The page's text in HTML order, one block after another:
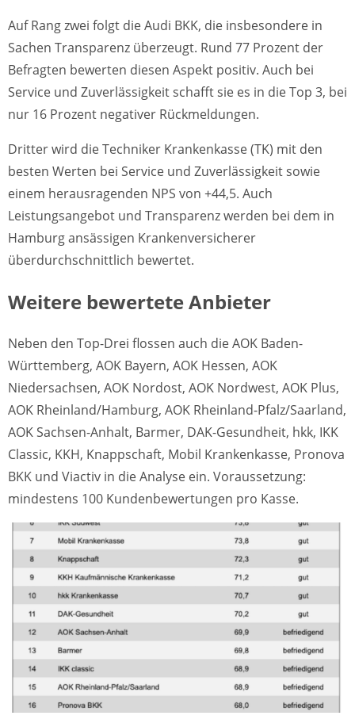
Auf Rang zwei folgt die Audi BKK, die insbesondere in
Sachen Transparenz überzeugt. Rund 77 Prozent der
Befragten bewerten diesen Aspekt positiv. Auch bei
Service und Zuverlässigkeit schafft sie es in die Top 3, bei
nur 16 Prozent negativer Rückmeldungen.
Dritter wird die Techniker Krankenkasse (TK) mit den
besten Werten bei Service und Zuverlässigkeit sowie
einem herausragenden NPS von +44,5. Auch
Leistungsangebot und Transparenz werden bei dem in
Hamburg ansässigen Krankenversicherer
überdurchschnittlich bewertet.
Weitere bewertete Anbieter
Neben den Top-Drei flossen auch die AOK Baden-
Württemberg, AOK Bayern, AOK Hessen, AOK
Niedersachsen, AOK Nordost, AOK Nordwest, AOK Plus,
AOK Rheinland/Hamburg, AOK Rheinland-Pfalz/Saarland,
AOK Sachsen-Anhalt, Barmer, DAK-Gesundheit, hkk, IKK
Classic, KKH, Knappschaft, Mobil Krankenkasse, Pronova
BKK und Viactiv in die Analyse ein. Voraussetzung:
mindestens 100 Kundenbewertungen pro Kasse.